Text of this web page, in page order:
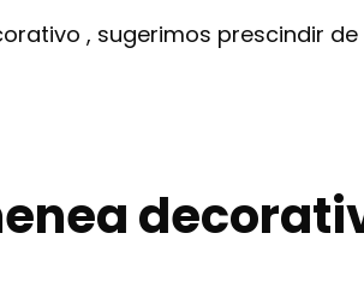
, sugerimos prescindir